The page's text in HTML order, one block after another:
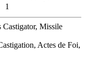
1
Missile
Actes de Foi,